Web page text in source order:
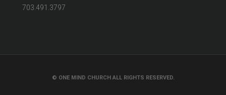
703.491.3797
© ONE MIND CHURCH ALL RIGHTS RESERVED.